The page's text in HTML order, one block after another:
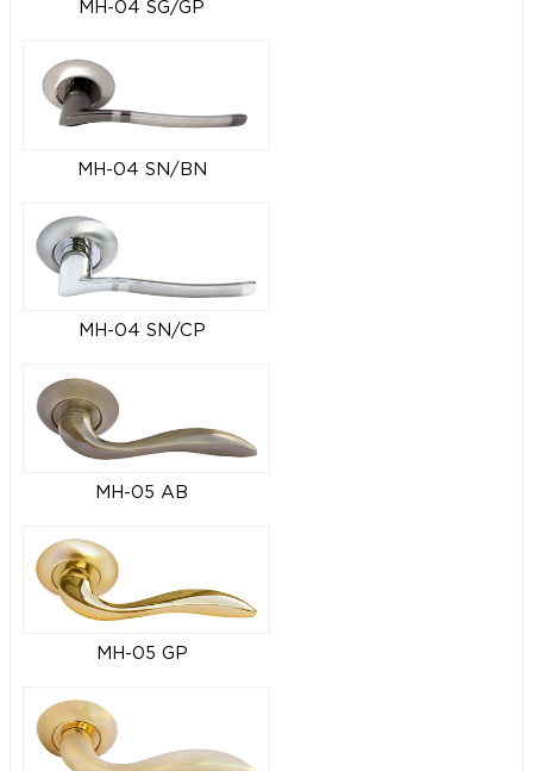
MH-04 SG/GP
MH-04 SN/BN
MH-04 SN/CP
MH-05 AB
MH-05 GP